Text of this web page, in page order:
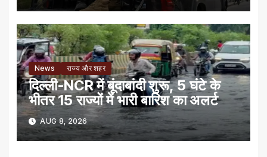
News राज्य और शहर
दिल्ली-NCR में बूंदाबांदी शुरू, 5 घंटे के
भीतर 15 राज्यों में भारी बारिश का अलर्ट
AUG 8, 2026